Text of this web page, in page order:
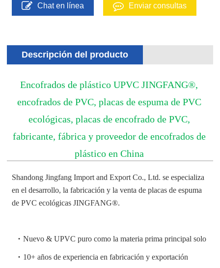
Chat en línea Enviar consultas
Descripción del producto
Encofrados de plástico UPVC JINGFANG®,
encofrados de PVC, placas de espuma de PVC
ecológicas, placas de encofrado de PVC,
fabricante, fábrica y proveedor de encofrados de
plástico en China
Shandong Jingfang Import and Export Co., Ltd. se especializa
en el desarrollo, la fabricación y la venta de placas de espuma
de PVC ecológicas JINGFANG®.
·Nuevo & UPVC puro como la materia prima principal solo
· 10+ años de experiencia en fabricación y exportación